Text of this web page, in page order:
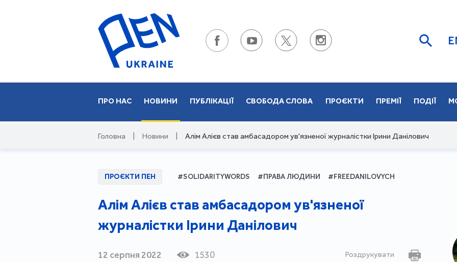
ПРО НАС НОВИНИ ПУБЛІКАЦІЇ СВОБОДА СЛОВА ПРОЄКТИ ПРЕМІЇ ПОДІЇ
Головна Новини Алім Алієв став амбасадором ув'язненої журналістки Ірини Данілович
ПРОЄКТИ ПЕН #SOLIDARITYWORDS #ПРАВА ЛЮДИНИ #FREEDANILOVYCH
Алім Алієв став амбасадором ув'язненої
журналістки Ірини Данілович
12 серпня 2022 1530 Роздрукувати